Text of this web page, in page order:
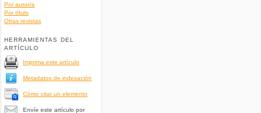
Por autor/a
Por título
Otras revistas
HERRAMIENTAS DEL
ARTÍCULO
Imprima este artículo
Metadatos de indexación
Cómo citar un elemento
Envíe este artículo por